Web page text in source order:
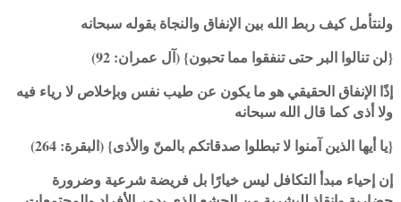
ولنتأمل كيف ربط الله بين الإنفاق والنجاة بقوله سبحانه
{لن تنالوا البر حتى تنفقوا مما تحبون} (آل عمران: 92)
إذًا الإنفاق الحقيقي هو ما يكون عن طيب نفس وبإخلاص لا رياء فيه
ولا أذى كما قال الله سبحانه
{يا أيها الذين آمنوا لا تبطلوا صدقاتكم بالمنّ والأذى} (البقرة: 264)
إن إحياء مبدأ التكافل ليس خيارًا بل فريضة شرعية وضرورة